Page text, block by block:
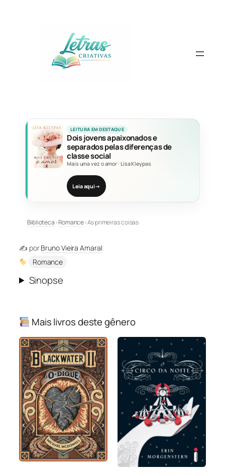
LEITURA EM DESTAQUE
Dois jovens apaixonados e
separados pelas diferenças de
classe social
Mais uma vez o amor· Lisa Kleypas
Leia aqui→
Biblioteca›Romance›As primeiras coisas
✍️ porBruno Vieira Amaral
Romance
Sinopse
Mais livros deste gênero